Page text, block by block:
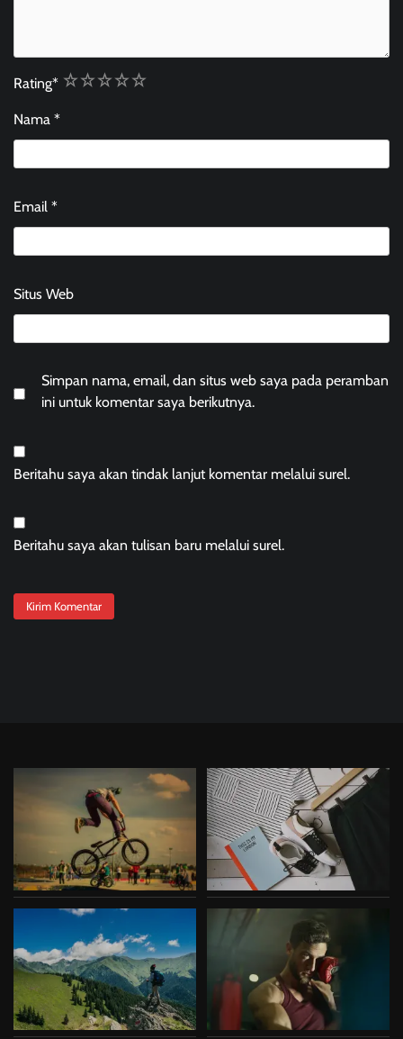
Rating* 5
4
3
2
1
Nama *
Email *
Situs Web
Simpan nama, email, dan situs web saya pada peramban
ini untuk komentar saya berikutnya.
Beritahu saya akan tindak lanjut komentar melalui surel.
Beritahu saya akan tulisan baru melalui surel.